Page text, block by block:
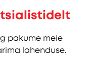
pakume meie
lahenduse.